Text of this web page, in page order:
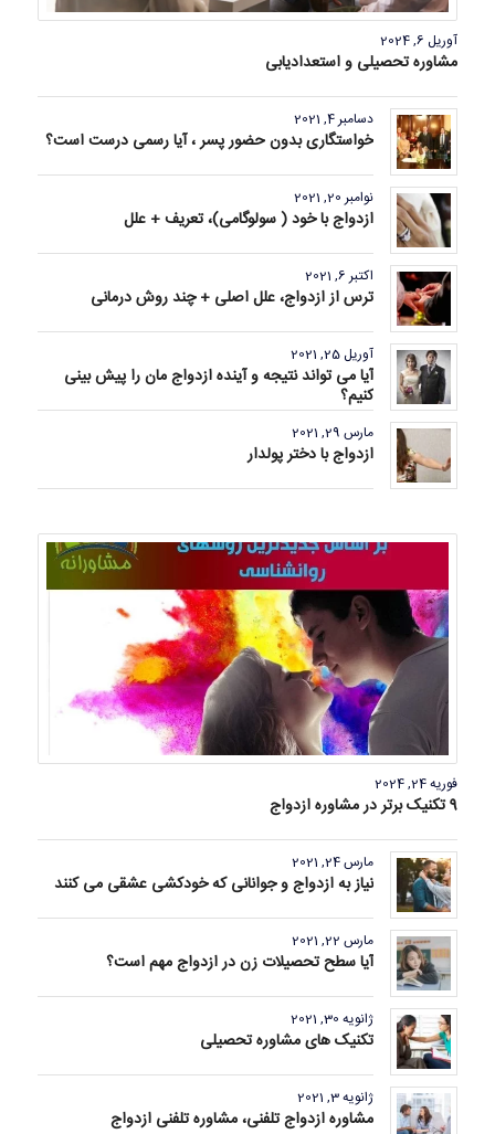
آوریل 6, 2024
مشاوره تحصیلی و استعدادیابی
دسامبر 4, 2021
خواستگاری بدون حضور پسر ، آیا رسمی درست است؟
نوامبر 20, 2021
ازدواج با خود ( سولوگامی)، تعریف + علل
اکتبر 6, 2021
ترس از ازدواج، علل اصلی + چند روش درمانی
آوریل 25, 2021
آیا می تواند نتیجه و آینده ازدواج مان را پیش بینی
کنیم؟
مارس 29, 2021
ازدواج با دختر پولدار
فوریه 24, 2024
9 تکنیک برتر در مشاوره ازدواج
مارس 24, 2021
نیاز به ازدواج و جوانانی که خودکشی عشقی می کنند
مارس 22, 2021
آیا سطح تحصیلات زن در ازدواج مهم است؟
ژانویه 30, 2021
تکنیک های مشاوره تحصیلی
ژانویه 3, 2021
مشاوره ازدواج تلفنی، مشاوره تلفنی ازدواج